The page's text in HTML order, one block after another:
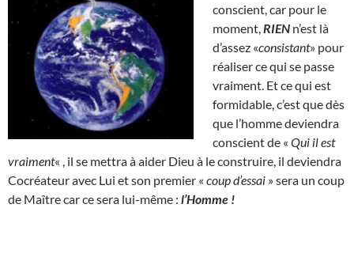
conscient, car pour le
moment, RIEN n’est là
d’assez «consistant» pour
réaliser ce qui se passe
vraiment. Et ce qui est
formidable, c’est que dès
que l’homme deviendra
conscient de « Qui il est
vraiment« , il se mettra à aider Dieu à le construire, il deviendra
Cocréateur avec Lui et son premier « coup d’essai » sera un coup
de Maître car ce sera lui-même : l’Homme !